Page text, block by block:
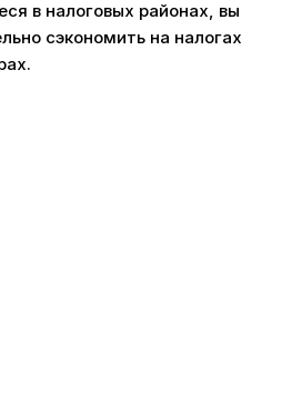
в налоговых районах, вы
сэкономить на налогах